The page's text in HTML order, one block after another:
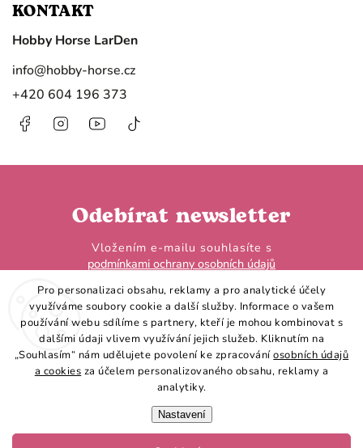
Pro personalizaci obsahu, reklamy a pro analytické účely
využíváme soubory cookie a další služby. Informace o vašem
používání webu sdílíme s partnery, kteří je mohou kombinovat s
dalšími údaji vlivem využívání jejich služeb. Kliknutím na
„Souhlasím“ nám udělujete povolení ke zpracováníosobních údajů
a cookies za účelem personalizovaného obsahu, reklamy a
analytiky.
Nastavení
Odebírat newsletter
Vložením e-mailu souhlasíte s
podmínkami ochrany osobních údajů
Přihlásit se
KONTAKT
Hobby Horse LarDen
info@hobby-horse.cz
+420 604 196 373
FacebookInstagramhttps://www.youtube.com/